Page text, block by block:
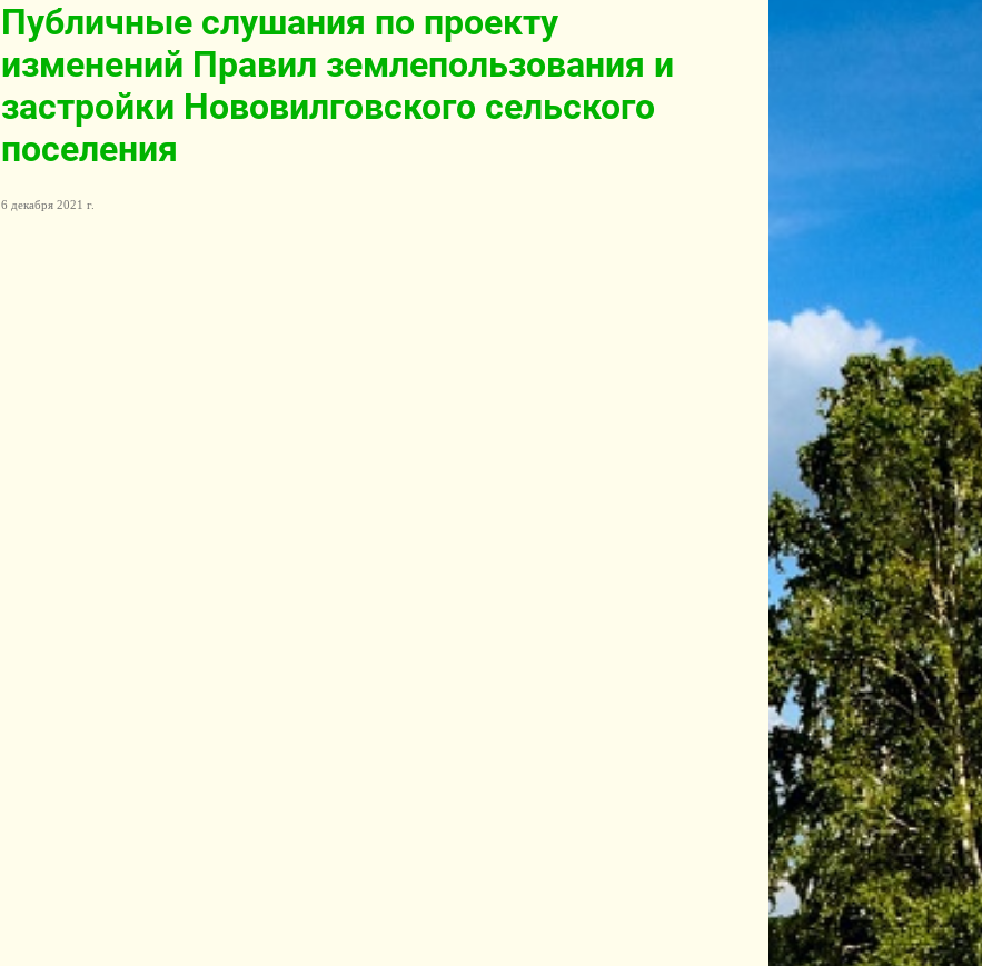
Публичные слушания по проекту
изменений Правил землепользования и
застройки Нововилговского сельского
поселения
6 декабря 2021 г.